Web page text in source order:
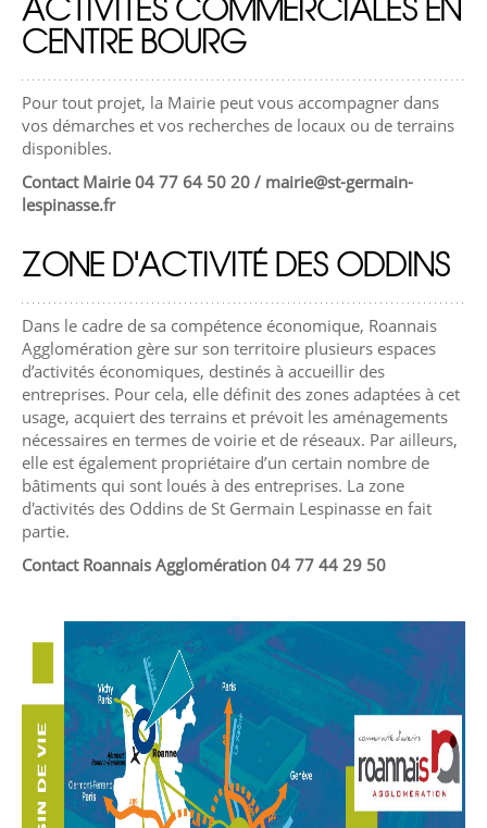
ACTIVITES COMMERCIALES EN
CENTRE BOURG
Pour tout projet, la Mairie peut vous accompagner dans
vos démarches et vos recherches de locaux ou de terrains
disponibles.
Contact Mairie 04 77 64 50 20 / mairie@st-germain-
lespinasse.fr
ZONE D'ACTIVITÉ DES ODDINS
Dans le cadre de sa compétence économique, Roannais
Agglomération gère sur son territoire plusieurs espaces
d’activités économiques, destinés à accueillir des
entreprises. Pour cela, elle définit des zones adaptées à cet
usage, acquiert des terrains et prévoit les aménagements
nécessaires en termes de voirie et de réseaux. Par ailleurs,
elle est également propriétaire d’un certain nombre de
bâtiments qui sont loués à des entreprises. La zone
d'activités des Oddins de St Germain Lespinasse en fait
partie.
Contact Roannais Agglomération 04 77 44 29 50